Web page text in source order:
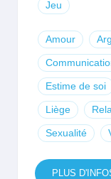
Jeu
Amour
Estime de soi
Liège
Sexualité
PLUS